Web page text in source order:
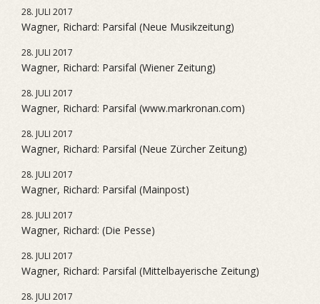
28. JULI 2017
Wagner, Richard: Parsifal (Neue Musikzeitung)
28. JULI 2017
Wagner, Richard: Parsifal (Wiener Zeitung)
28. JULI 2017
Wagner, Richard: Parsifal (www.markronan.com)
28. JULI 2017
Wagner, Richard: Parsifal (Neue Zürcher Zeitung)
28. JULI 2017
Wagner, Richard: Parsifal (Mainpost)
28. JULI 2017
Wagner, Richard: (Die Pesse)
28. JULI 2017
Wagner, Richard: Parsifal (Mittelbayerische Zeitung)
28. JULI 2017